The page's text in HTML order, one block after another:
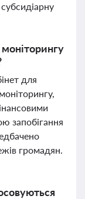
для
запобігання
громадян.